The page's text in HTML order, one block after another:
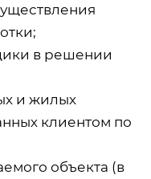
в решении
и жилых
клиентом по
объекта (в